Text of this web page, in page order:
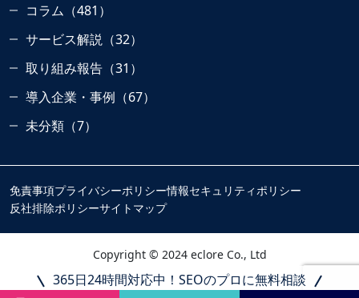
365日24時間対応中！SEOのプロに無料相談
コラム（481）
サービス解説（32）
取り組み報告（31）
導入企業・事例（67）
未分類（7）
免責事項プライバシーポリシー情報セキュリティポリシー
反社排除ポリシーサイトマップ
Copyright © 2024 eclore Co., Ltd